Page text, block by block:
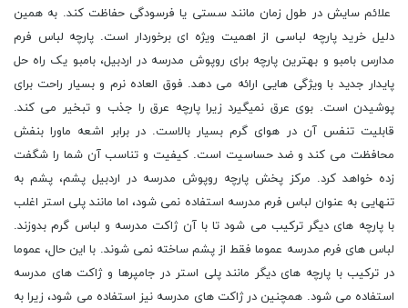
علائم سایش در طول زمان مانند سستی یا فرسودگی حفاظت کند. به همین
دلیل خرید پارچه لباسی از اهمیت ویژه ای برخوردار است. پارچه لباس فرم
مدارس بامبو و بهترین پارچه برای روپوش مدرسه در اردبیل، بامبو یک راه حل
پایدار جدید با ویژگی هایی ارائه می دهد. فوق العاده نرم و بسیار راحت برای
پوشیدن است. بوی عرق نمیگیرد زیرا پارچه عرق را جذب و تبخیر می کند.
قابلیت تنفس آن در هوای گرم بسیار بالاست. در برابر اشعه ماورا بنفش
محافظت می کند و ضد حساسیت است. کیفیت و تناسب آن شما را شگفت
زده خواهد کرد. مرکز پخش پارچه روپوش مدرسه در اردبیل پشم، پشم به
تنهایی به عنوان لباس فرم مدرسه استفاده نمی شود، اما مانند پلی استر اغلب
با پارچه های دیگر ترکیب می شود تا با آن ژاکت مدرسه و لباس گرم بدوزند.
لباس های فرم مدرسه عموما فقط از پشم ساخته نمی شوند. با این حال، عموما
در ترکیب با پارچه های دیگر مانند پلی استر در جامپرها و ژاکت های مدرسه
استفاده می شود. همچنین در ژاکت های مدرسه نیز استفاده می شود، زیرا به